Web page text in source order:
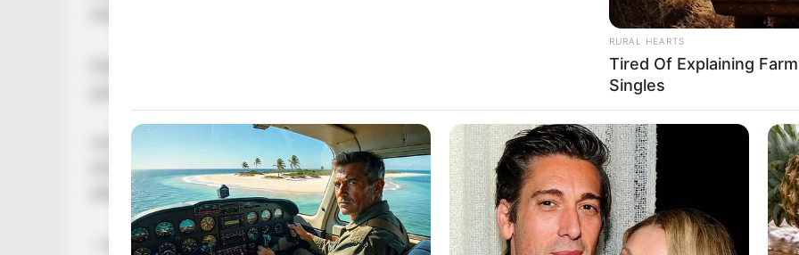
Etikai okokból a temetés napján természetesen nem tettünk fel Juditnak kérdéseket, ezért a
Vani mindig dolgozott és nagyon ügyesen főzött. Kicsi kora óta egyedül járt az óvodába, és
érdeklődéssel figyelte a nevelőapját, ahogy kivágott egy fenyőfát. Nagyon szeretett festeni, és
ebben tehetséges is volt
– mondta.
RURAL HEARTS
Tired Of Explaining
Singles